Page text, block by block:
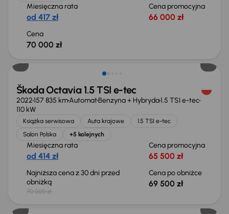
Miesięczna rata
od 417 zł
Cena promocyjna
66 000 zł
Cena
70 000 zł
Škoda Octavia 1.5 TSI e-tec
2022157 835 kmAutomatBenzyna + Hybryda1.5 TSI e-tec
110 kW
Książka serwisowa Auta krajowe
1.5 TSI e-tec
Salon Polska
+5 kolejnych
Miesięczna rata
od 414 zł
Cena promocyjna
65 500 zł
Najniższa cena z 30 dni przed
obniżką
70 000 zł
Cena po obniżce
69 500 zł
Możliwość odliczenia VAT